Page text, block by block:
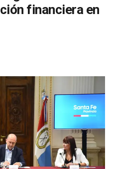
financiera en